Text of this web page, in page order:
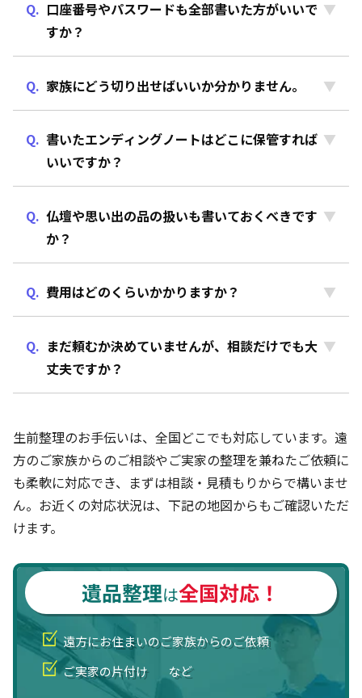
口座番号やパスワードも全部書いた方がいいで
すか？
家族にどう切り出せばいいか分かりません。
書いたエンディングノートはどこに保管すれば
いいですか？
仏壇や思い出の品の扱いも書いておくべきです
か？
費用はどのくらいかかりますか？
まだ頼むか決めていませんが、相談だけでも大
丈夫ですか？
生前整理のお手伝いは、全国どこでも対応しています。遠
方のご家族からのご相談やご実家の整理を兼ねたご依頼に
も柔軟に対応でき、まずは相談・見積もりからで構いませ
ん。お近くの対応状況は、下記の地図からもご確認いただ
けます。
遺品整理は全国対応！
遠方にお住まいのご家族からのご依頼
ご実家の片付け
など